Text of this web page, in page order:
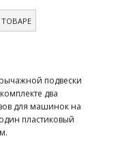
Himoto)
E18 (28605
Himoto)
для
с приемником и
подвески
два
для машинок на
пластиковый